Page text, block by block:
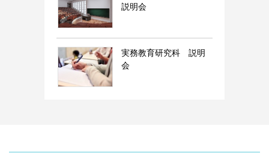
説明会
実務教育研究科 説明
会